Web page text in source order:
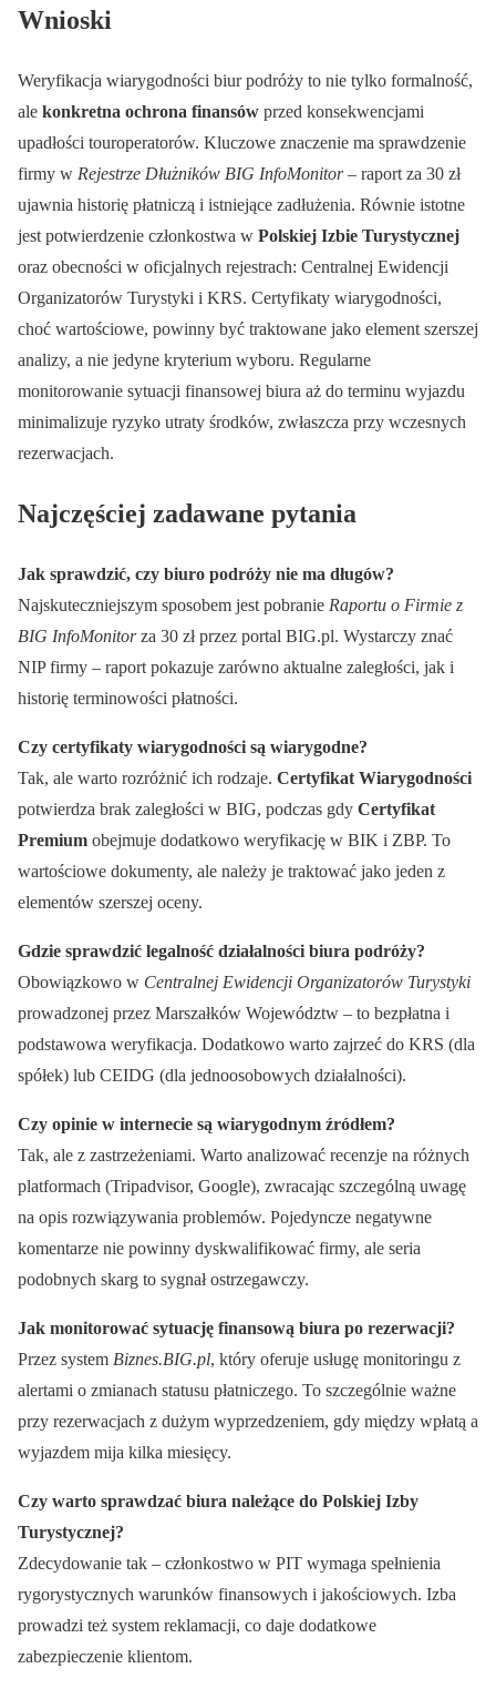
Wnioski
Weryfikacja wiarygodności biur podróży to nie tylko formalność,
ale konkretna ochrona finansów przed konsekwencjami
upadłości touroperatorów. Kluczowe znaczenie ma sprawdzenie
firmy w Rejestrze Dłużników BIG InfoMonitor– raport za 30 zł
ujawnia historię płatniczą i istniejące zadłużenia. Równie istotne
jest potwierdzenie członkostwa w Polskiej Izbie Turystycznej
oraz obecności w oficjalnych rejestrach: Centralnej Ewidencji
Organizatorów Turystyki i KRS. Certyfikaty wiarygodności,
choć wartościowe, powinny być traktowane jako element szerszej
analizy, a nie jedyne kryterium wyboru. Regularne
monitorowanie sytuacji finansowej biura aż do terminu wyjazdu
minimalizuje ryzyko utraty środków, zwłaszcza przy wczesnych
rezerwacjach.
Najczęściej zadawane pytania
Jak sprawdzić, czy biuro podróży nie ma długów?
Najskuteczniejszym sposobem jest pobranie Raportu o Firmie z
BIG InfoMonitorza 30 zł przez portal BIG.pl. Wystarczy znać
NIP firmy – raport pokazuje zarówno aktualne zaległości, jak i
historię terminowości płatności.
Czy certyfikaty wiarygodności są wiarygodne?
Tak, ale warto rozróżnić ich rodzaje. Certyfikat Wiarygodności
potwierdza brak zaległości w BIG, podczas gdy Certyfikat
Premium obejmuje dodatkowo weryfikację w BIK i ZBP. To
wartościowe dokumenty, ale należy je traktować jako jeden z
elementów szerszej oceny.
Gdzie sprawdzić legalność działalności biura podróży?
Obowiązkowo w Centralnej Ewidencji Organizatorów Turystyki
prowadzonej przez Marszałków Województw – to bezpłatna i
podstawowa weryfikacja. Dodatkowo warto zajrzeć do KRS (dla
spółek) lub CEIDG (dla jednoosobowych działalności).
Czy opinie w internecie są wiarygodnym źródłem?
Tak, ale z zastrzeżeniami. Warto analizować recenzje na różnych
platformach (Tripadvisor, Google), zwracając szczególną uwagę
na opis rozwiązywania problemów. Pojedyncze negatywne
komentarze nie powinny dyskwalifikować firmy, ale seria
podobnych skarg to sygnał ostrzegawczy.
Jak monitorować sytuację finansową biura po rezerwacji?
Przez system Biznes.BIG.pl, który oferuje usługę monitoringu z
alertami o zmianach statusu płatniczego. To szczególnie ważne
przy rezerwacjach z dużym wyprzedzeniem, gdy między wpłatą a
wyjazdem mija kilka miesięcy.
Czy warto sprawdzać biura należące do Polskiej Izby
Turystycznej?
Zdecydowanie tak – członkostwo w PIT wymaga spełnienia
rygorystycznych warunków finansowych i jakościowych. Izba
prowadzi też system reklamacji, co daje dodatkowe
zabezpieczenie klientom.